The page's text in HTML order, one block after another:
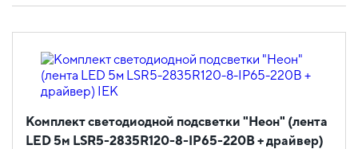
Комплект светодиодной подсветки "Неон" (лента
LED 5м LSR5-2835R120-8-IP65-220В + драйвер)